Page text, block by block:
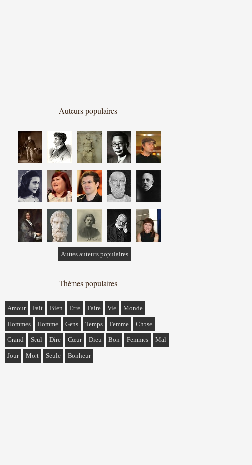
Auteurs populaires
Autres auteurs populaires
Thèmes populaires
Amour Fait Bien Etre Faire Vie Monde
Hommes Homme Gens Temps Femme Chose
Grand Seul Dire Cœur Dieu Bon Femmes Mal
Jour Mort Seule Bonheur